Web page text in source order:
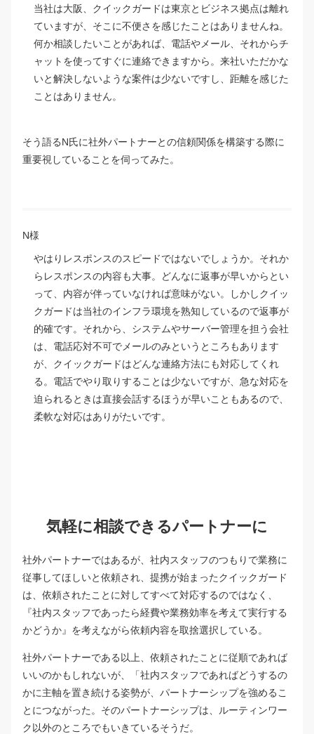
当社は大阪、クイックガードは東京とビジネス拠点は離れ
ていますが、そこに不便さを感じたことはありませんね。
何か相談したいことがあれば、電話やメール、それからチ
ャットを使ってすぐに連絡できますから。来社いただかな
いと解決しないような案件は少ないですし、距離を感じた
ことはありません。
そう語るN氏に社外パートナーとの信頼関係を構築する際に
重要視していることを伺ってみた。
N様
やはりレスポンスのスピードではないでしょうか。それか
らレスポンスの内容も大事。どんなに返事が早いからとい
って、内容が伴っていなければ意味がない。しかしクイッ
クガードは当社のインフラ環境を熟知しているので返事が
的確です。それから、システムやサーバー管理を担う会社
は、電話応対不可でメールのみというところもあります
が、クイックガードはどんな連絡方法にも対応してくれ
る。電話でやり取りすることは少ないですが、急な対応を
迫られるときは直接会話するほうが早いこともあるので、
柔軟な対応はありがたいです。
気軽に相談できるパートナーに
社外パートナーではあるが、社内スタッフのつもりで業務に
従事してほしいと依頼され、提携が始まったクイックガード
は、依頼されたことに対してすべて対応するのではなく、
『社内スタッフであったら経費や業務効率を考えて実行する
かどうか』を考えながら依頼内容を取捨選択している。
社外パートナーである以上、依頼されたことに従順であれば
いいのかもしれないが、「社内スタッフであればどうするの
かに主軸を置き続ける姿勢が、パートナーシップを強めるこ
とにつながった。そのパートナーシップは、ルーティンワー
ク以外のところでもいきているそうだ。